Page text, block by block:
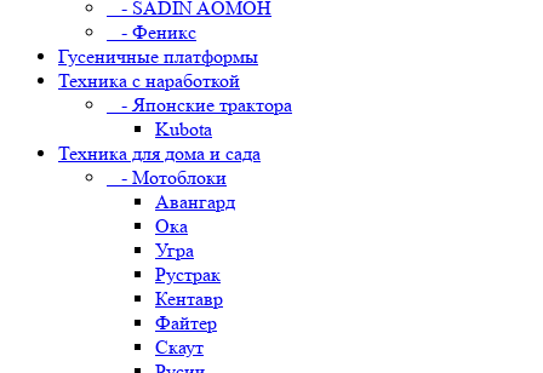
- SADIN AOMOH
- Феникс
Гусеничные платформы
Техника с наработкой
- Японские трактора
Kubota
Техника для дома и сада
- Мотоблоки
Авангард
Ока
Угра
Рустрак
Кентавр
Файтер
Скаут